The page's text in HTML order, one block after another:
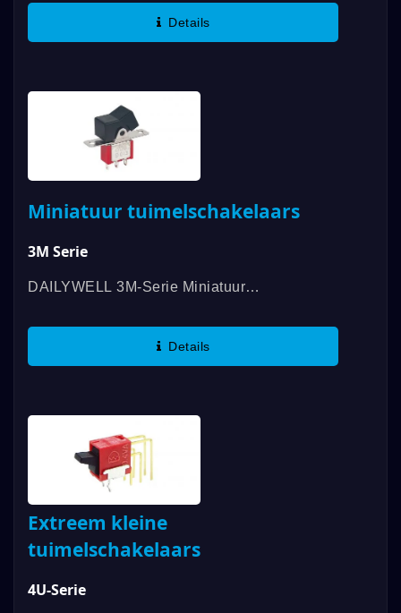
DPDT En Zijn Afgedicht Volgens IP67-
Details
Miniatuur tuimelschakelaars
3M Serie
DAILYWELL 3M-Serie Miniatuur
Verscheidenheid Aan Bedieningsopties En
Details
Extreem kleine
tuimelschakelaars
4U-Serie